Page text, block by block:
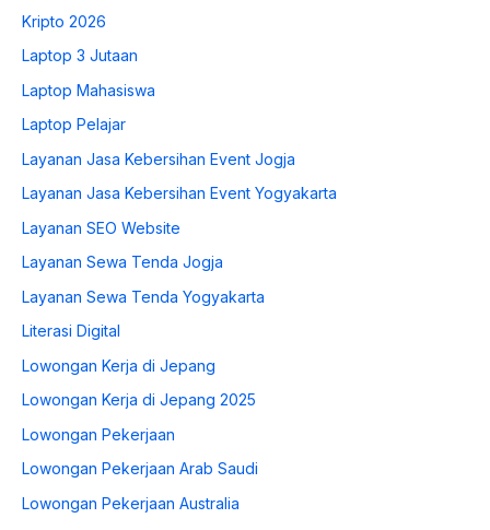
Kripto 2026
Laptop 3 Jutaan
Laptop Mahasiswa
Laptop Pelajar
Layanan Jasa Kebersihan Event Jogja
Layanan Jasa Kebersihan Event Yogyakarta
Layanan SEO Website
Layanan Sewa Tenda Jogja
Layanan Sewa Tenda Yogyakarta
Literasi Digital
Lowongan Kerja di Jepang
Lowongan Kerja di Jepang 2025
Lowongan Pekerjaan
Lowongan Pekerjaan Arab Saudi
Lowongan Pekerjaan Australia